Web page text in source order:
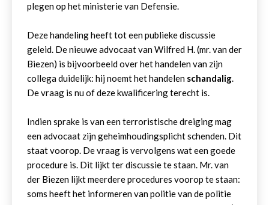
plegen op het ministerie van Defensie.
Deze handeling heeft tot een publieke discussie
geleid. De nieuwe advocaat van Wilfred H. (mr. van der
Biezen) is bijvoorbeeld over het handelen van zijn
collega duidelijk: hij noemt het handelen schandalig.
De vraag is nu of deze kwalificering terecht is.
Indien sprake is van een terroristische dreiging mag
een advocaat zijn geheimhoudingsplicht schenden. Dit
staat voorop. De vraag is vervolgens wat een goede
procedure is. Dit lijkt ter discussie te staan. Mr. van
der Biezen lijkt meerdere procedures voorop te staan:
soms heeft het informeren van politie van de politie